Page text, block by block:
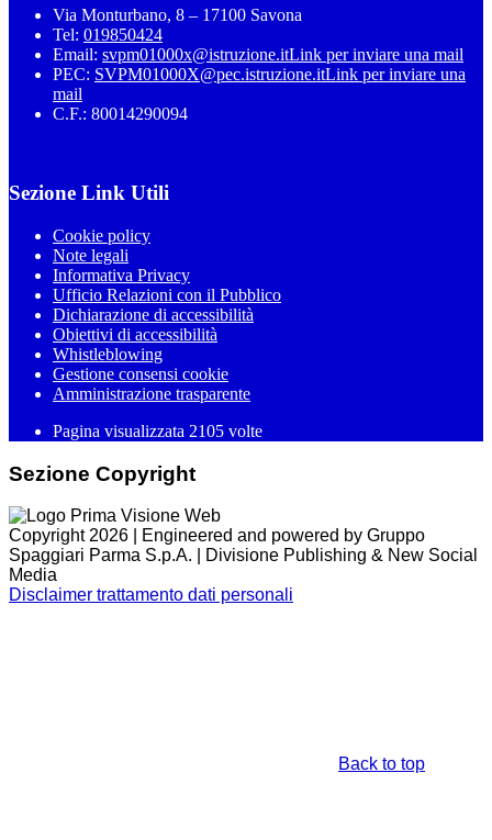
Via Monturbano, 8 – 17100 Savona
Tel: 019850424
Email: svpm01000x@istruzione.itLink per inviare una mail
PEC: SVPM01000X@pec.istruzione.itLink per inviare una
mail
C.F.: 80014290094
Sezione Link Utili
Cookie policy
Note legali
Informativa Privacy
Ufficio Relazioni con il Pubblico
Dichiarazione di accessibilità
Obiettivi di accessibilità
Whistleblowing
Gestione consensi cookie
Amministrazione trasparente
Pagina visualizzata 2105 volte
Sezione Copyright
Copyright 2026 | Engineered and powered by Gruppo
Spaggiari Parma S.p.A. | Divisione Publishing & New Social
Media
Disclaimer trattamento dati personali
Back to top